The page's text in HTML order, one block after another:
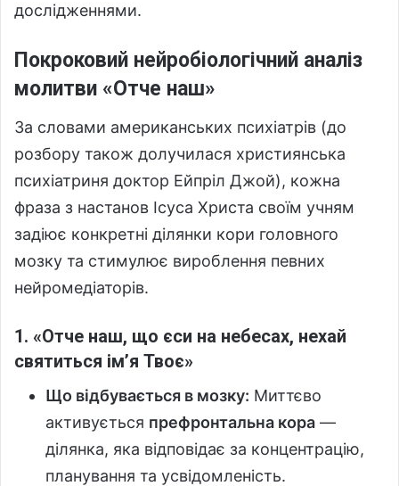
дослідженнями.
Покроковий нейробіологічний аналіз
молитви «Отче наш»
За словами американських психіатрів (до
розбору також долучилася християнська
психіатриня доктор Ейпріл Джой), кожна
фраза з настанов Ісуса Христа своїм учням
задіює конкретні ділянки кори головного
мозку та стимулює вироблення певних
нейромедіаторів.
1. «Отче наш, що єси на небесах, нехай
святиться ім’я Твоє»
Що відбувається в мозку: Миттєво
активується префронтальна кора —
ділянка, яка відповідає за концентрацію,
планування та усвідомленість.